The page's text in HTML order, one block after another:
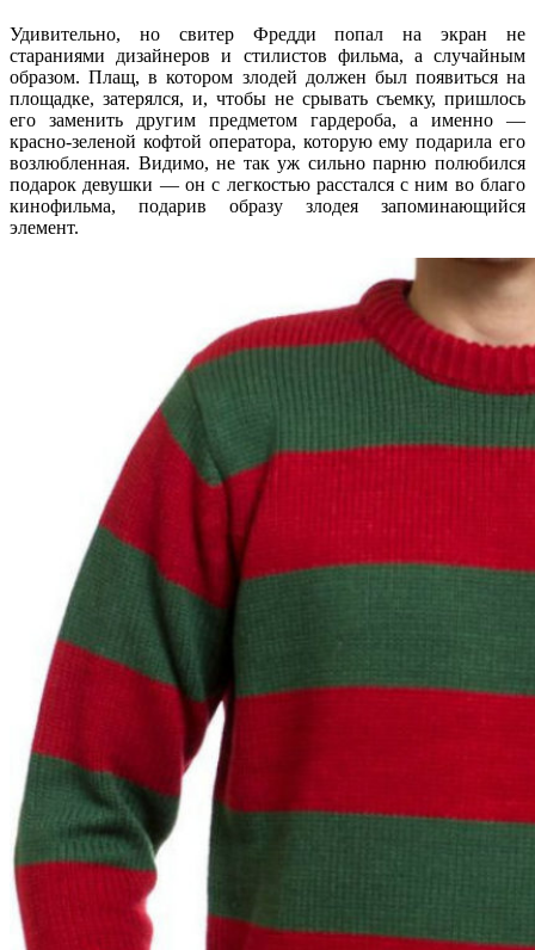
Удивительно, но свитер Фредди попал на экран не
стараниями дизайнеров и стилистов фильма, а случайным
образом. Плащ, в котором злодей должен был появиться на
площадке, затерялся, и, чтобы не срывать съемку, пришлось
его заменить другим предметом гардероба, а именно —
красно-зеленой кофтой оператора, которую ему подарила его
возлюбленная. Видимо, не так уж сильно парню полюбился
подарок девушки — он с легкостью расстался с ним во благо
кинофильма, подарив образу злодея запоминающийся
элемент.